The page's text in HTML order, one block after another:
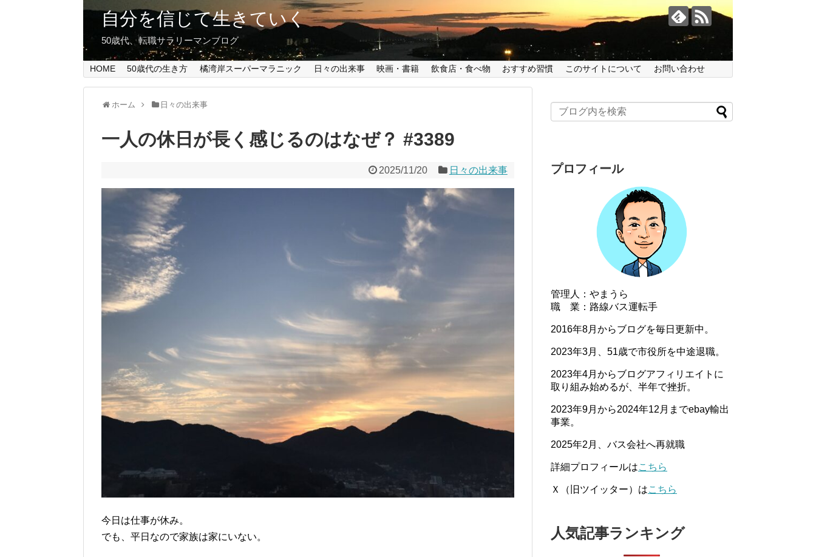
自分を信じて生きていく
50歳代、転職サラリーマンブログ
HOME 50歳代の生き方 橘湾岸スーパーマラニック 日々の出来事 映画・書籍 飲食店・食べ物 おすすめ習慣 このサイトについて お問い合わせ
ホーム 日々の出来事
一人の休日が長く感じるのはなぜ？ #3389
2025/11/20 日々の出来事
今日は仕事が休み。
でも、平日なので家族は家にいない。
プロフィール
管理人：やまうら
職 業：路線バス運転手
2016年8月からブログを毎日更新中。
2023年3月、51歳で市役所を中途退職。
2023年4月からブログアフィリエイトに
取り組み始めるが、半年で挫折。
2023年9月から2024年12月までebay輸出
事業。
2025年2月、バス会社へ再就職
詳細プロフィールはこちら
Ｘ（旧ツイッター）はこちら
人気記事ランキング